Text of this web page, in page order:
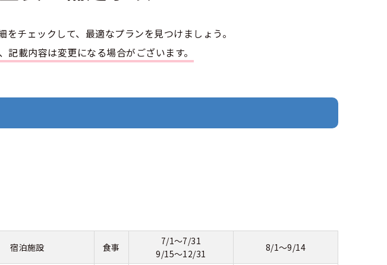
5522
大型二種
チェックして、最適なプランを見つけましょう。
記載内容は変更になる場合がございます。
宿泊施設 食事
7/1～7/31
9/15～12/31
8/1～9/14